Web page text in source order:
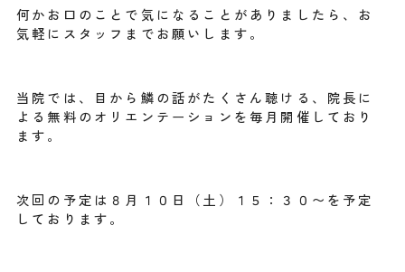
何かお口のことで気になることがありましたら、お
気軽にスタッフまでお願いします。
当院では、目から鱗の話がたくさん聴ける、院長に
よる無料のオリエンテーションを毎月開催しており
ます。
次回の予定は８月１０日（土）１５：３０〜を予定
しております。